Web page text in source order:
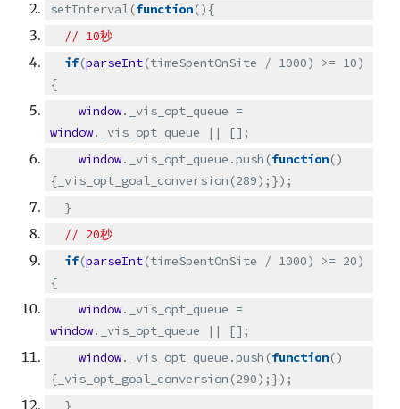
setInterval(function(){
// 10秒
if(parseInt(timeSpentOnSite / 1000) >= 10)
{
window._vis_opt_queue =
window._vis_opt_queue || [];
window._vis_opt_queue.push(function()
{_vis_opt_goal_conversion(289);});
}
// 20秒
if(parseInt(timeSpentOnSite / 1000) >= 20)
{
window._vis_opt_queue =
window._vis_opt_queue || [];
window._vis_opt_queue.push(function()
{_vis_opt_goal_conversion(290);});
}